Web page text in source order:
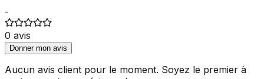
-
0 avis
Donner mon avis
Aucun avis client pour le moment. Soyez le premier à